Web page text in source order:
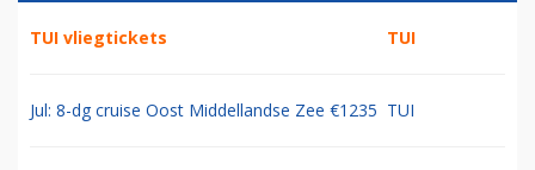
TUI vliegtickets TUI
Jul: 8-dg cruise Oost Middellandse Zee €1235 TUI